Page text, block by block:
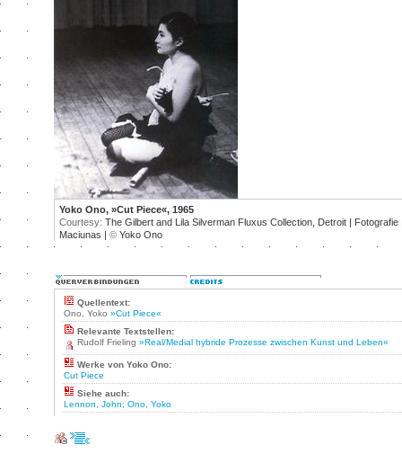
Yoko Ono, »Cut Piece«, 1965
Courtesy: The Gilbert and Lila Silverman Fluxus Collection, Detroit |
Maciunas | © Yoko Ono
Quellentext:
Ono, Yoko »Cut Piece«
Relevante Textstellen:
Rudolf Frieling »Real/Medial hybride Prozesse zwischen Kunst und Leben«
Werke von Yoko Ono:
Cut Piece
Siehe auch:
Lennon, John; Ono, Yoko